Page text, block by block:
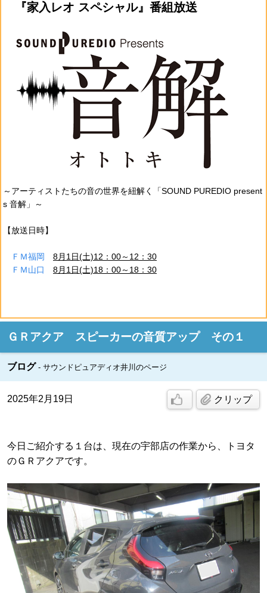
『家入レオ スペシャル』番組放送
～アーティストたちの音の世界を紐解く「SOUND PUREDIO present
s 音解」～
【放送日時】
ＦＭ福岡
8月1日(土)12：00～12：30
ＦＭ山口
8月1日(土)18：00～18：30
ＧＲアクア スピーカーの音質アップ その１
ブログ サウンドピュアディオ井川のページ
2025年2月19日 クリップ
今日ご紹介する１台は、現在の宇部店の作業から、トヨタ
のＧＲアクアです。